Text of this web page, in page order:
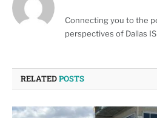
Connecting you to the
perspectives of Dallas
RELATEDPOSTS